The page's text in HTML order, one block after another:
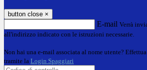
button close ×
E-mail Verrà
all'indirizzo indicato con le istruzioni necessarie.
Non hai una e-mail associata al nome utente?
tramite la Login Spaggiari